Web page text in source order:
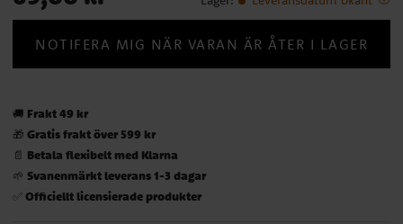
NOTIFERA MIG NÄR VARAN ÄR ÅTER I LAGER
🚚 Frakt 49 kr
🎁 Gratis frakt över 599 kr
📄 Betala flexibelt med Klarna
🌱 Svanenmärkt leverans 1-3 dagar
✅ Officiellt licensierade produkter